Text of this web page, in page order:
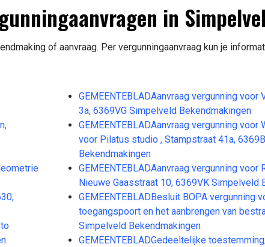
in
of aanvraag. Per vergunningaanvraag kun je
GEMEENTEBLADAanvraag vergunning
3a, 6369VG Simpelveld Bekendmakingen
GEMEENTEBLADAanvraag vergunning
voor Pilatus studio , Stampstraat 41a,
Bekendmakingen
GEMEENTEBLADAanvraag vergunning voor
Nieuwe Gaasstraat 10, 6369VK Simpelveld
GEMEENTEBLADBesluit BOPA vergunning
toegangspoort en het aanbrengen van
Simpelveld Bekendmakingen
GEMEENTEBLADGedeeltelijke